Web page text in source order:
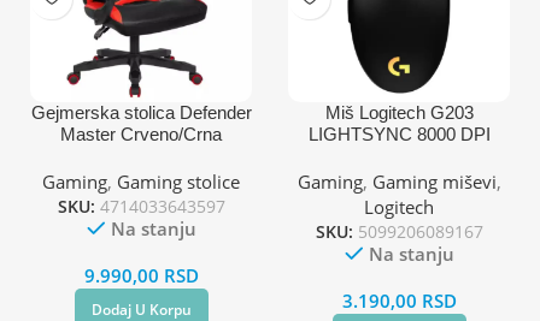
Gejmerska stolica Defender
Master Crveno/Crna
Gaming, Gaming stolice
SKU: 4714033643597
Na stanju
9.990,00 RSD
Dodaj U Korpu
Miš Logitech G203
LIGHTSYNC 8000 DPI
Gaming, Gaming miševi,
Logitech
SKU: 5099206089167
Na stanju
3.190,00 RSD